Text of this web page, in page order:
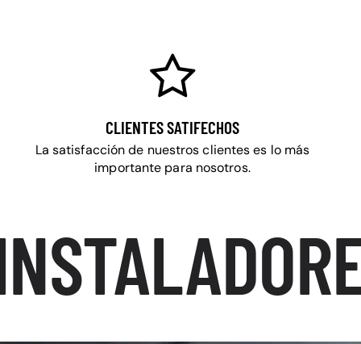
CLIENTES SATIFECHOS
La satisfacción de nuestros clientes es lo más
importante para nosotros.